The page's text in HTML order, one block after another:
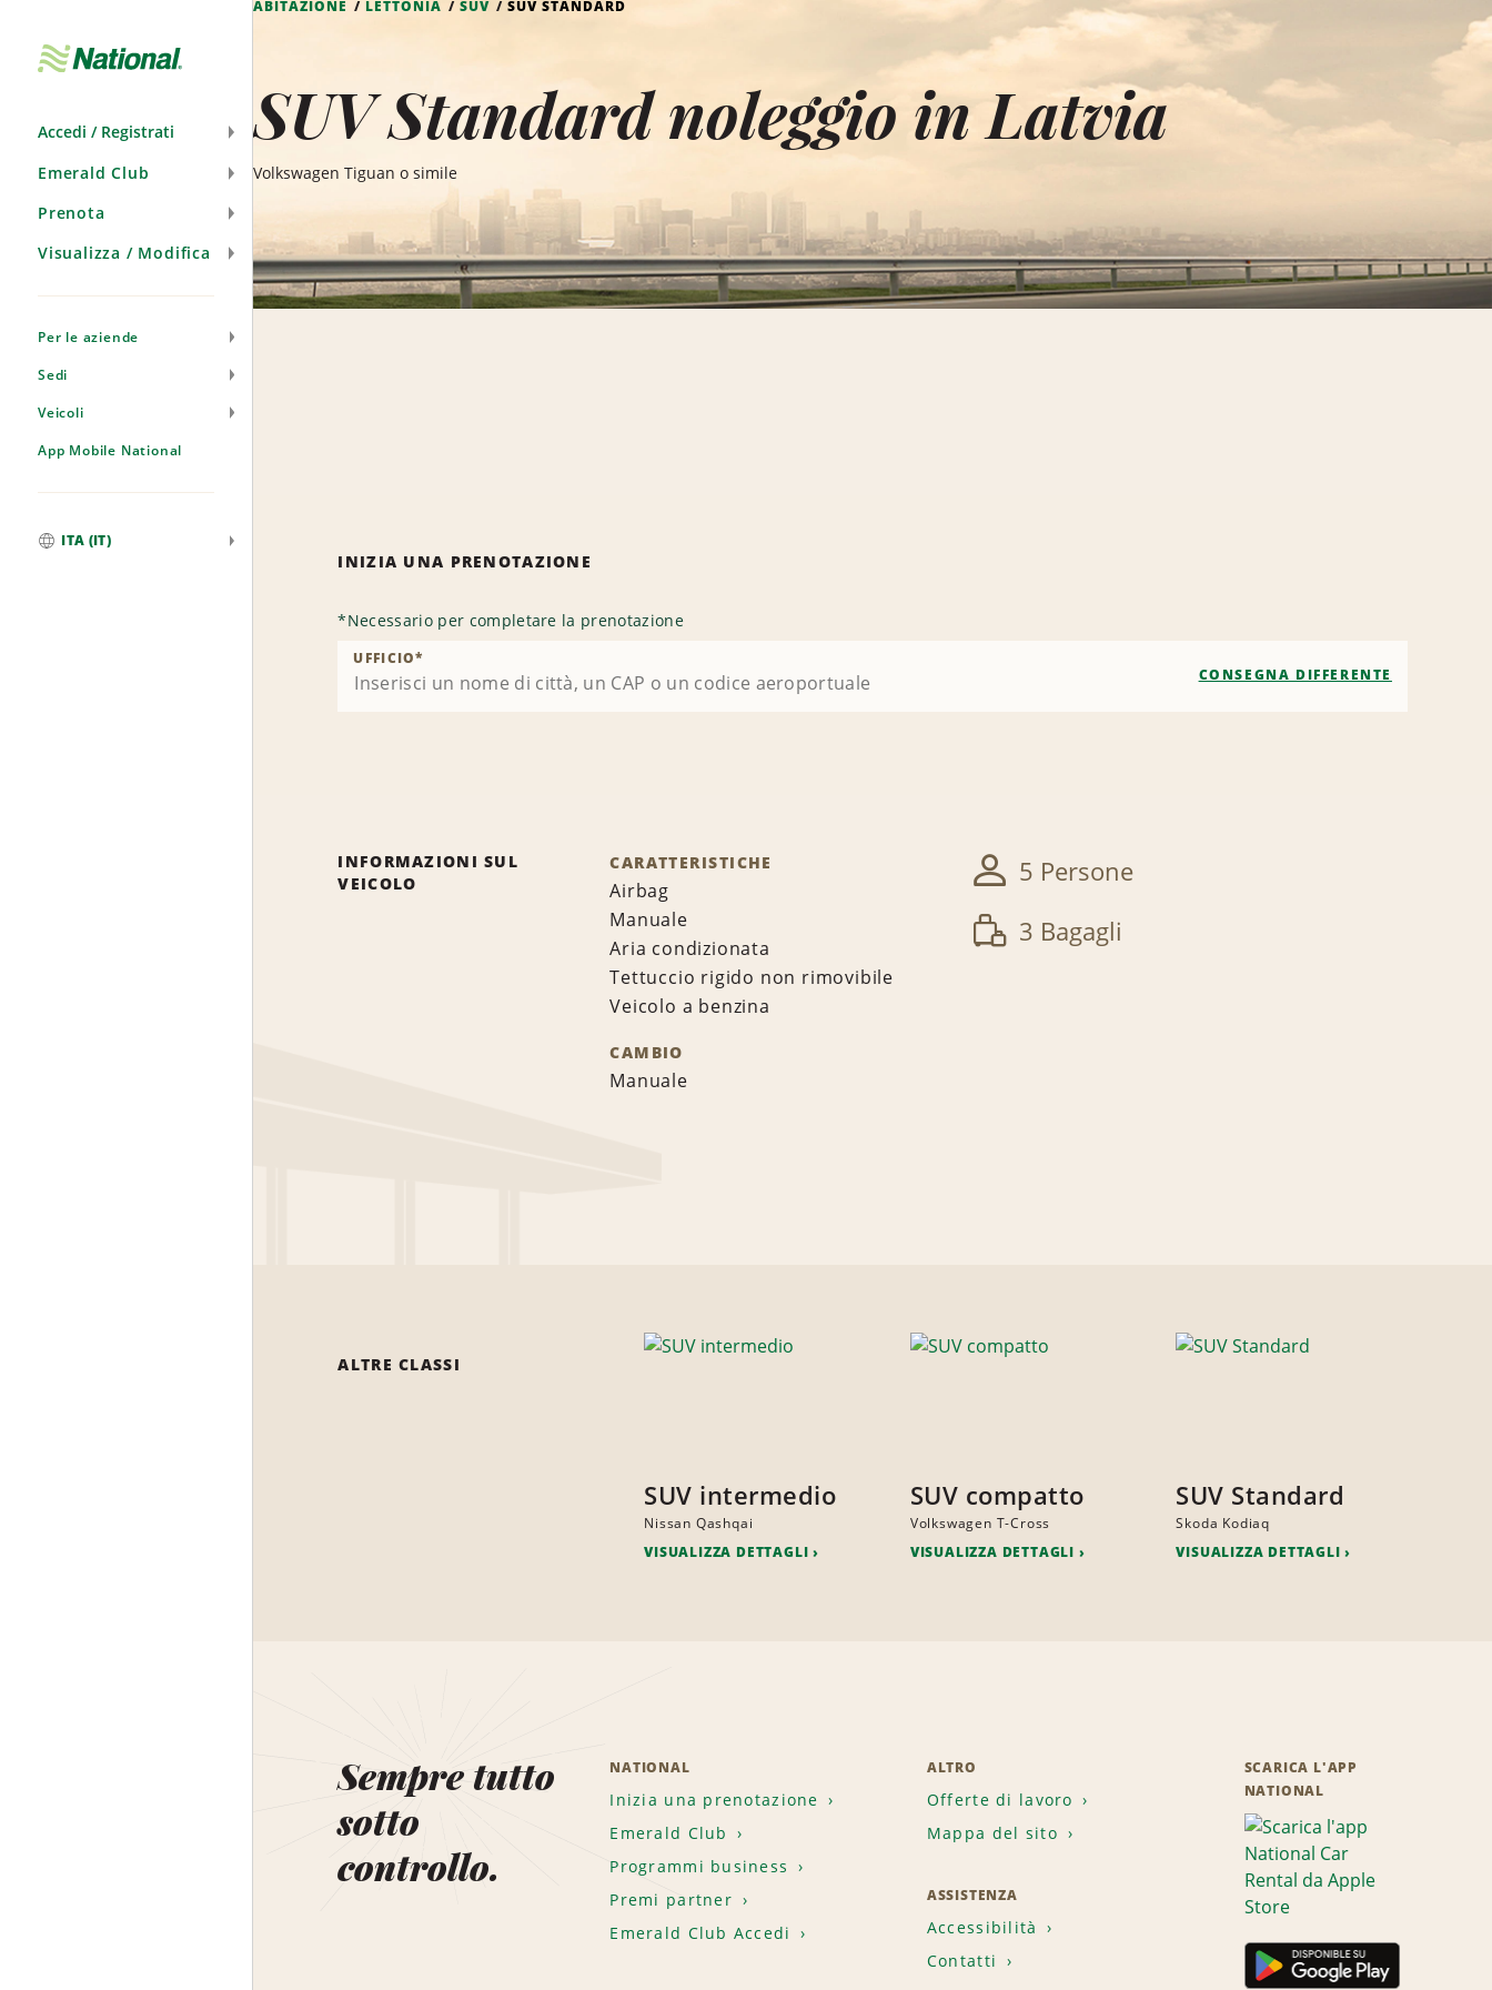
Accedi / Registrati
Emerald Club
Prenota
Visualizza / Modifica
Per le aziende
Sedi
Veicoli
App Mobile National
ITA (IT)
ABITAZIONE LETTONIA SUV SUV STANDARD
SUV Standard noleggio in Latvia
Volkswagen Tiguan o simile
INIZIA UNA PRENOTAZIONE
*Necessario per completare la prenotazione
UFFICIO*
CONSEGNA DIFFERENTE
INFORMAZIONI SUL
VEICOLO
CARATTERISTICHE
Airbag
Manuale
Aria condizionata
Tettuccio rigido non rimovibile
Veicolo a benzina
CAMBIO
Manuale
5 Persone
3 Bagagli
ALTRE CLASSI
SUV intermedio
Nissan Qashqai
VISUALIZZA DETTAGLI
SUV compatto
Volkswagen T-Cross
VISUALIZZA DETTAGLI
SUV Standard
Skoda Kodiaq
VISUALIZZA DETTAGLI
Sempre tutto
sotto
controllo.
NATIONAL
Inizia una prenotazione
Emerald Club
Programmi business
Premi partner
Emerald Club Accedi
ALTRO
Offerte di lavoro
Mappa del sito
ASSISTENZA
Accessibilità
Contatti
SCARICA L'APP
NATIONAL